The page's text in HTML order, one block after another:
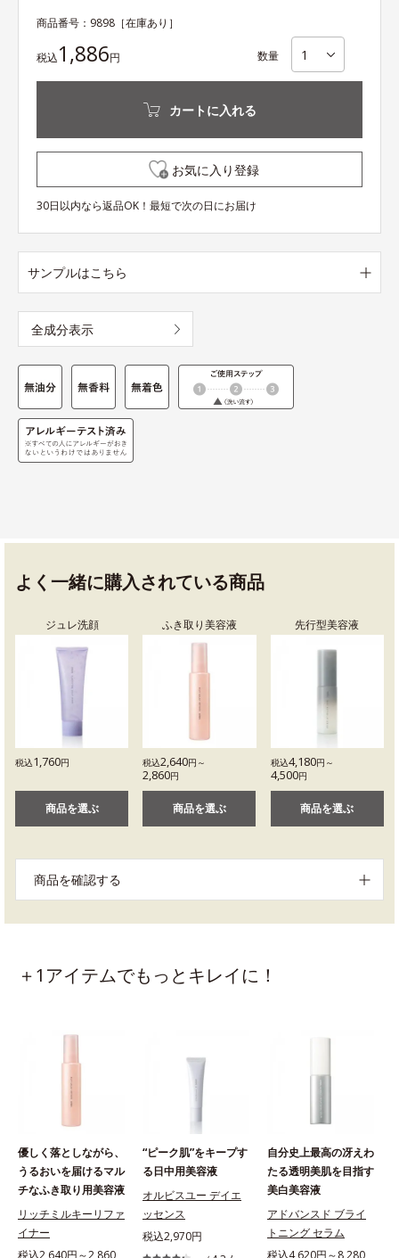
商品番号： 9898 ［在庫あり］
税込1,886円 数量
カートに入れる
お気に入り登録
30日以内なら返品OK！最短で次の日にお届け
サンプルはこちら
全成分表示
よく一緒に購入されている商品
ジュレ洗顔
税込1,760円
商品を選ぶ
ふき取り美容液
税込2,640円～
2,860円
商品を選ぶ
先行型美容液
税込4,180円～
4,500円
商品を選ぶ
商品を確認する
＋1アイテムでもっとキレイに！
優しく落としながら、
うるおいを届けるマル
チなふき取り用美容液
リッチミルキーリファ
イナー
“ピーク肌”をキープす
る日中用美容液
オルビスユー デイエ
ッセンス
税込2,970円
自分史上最高の冴えわ
たる透明美肌を目指す
美白美容液
アドバンスド ブライ
トニング セラム